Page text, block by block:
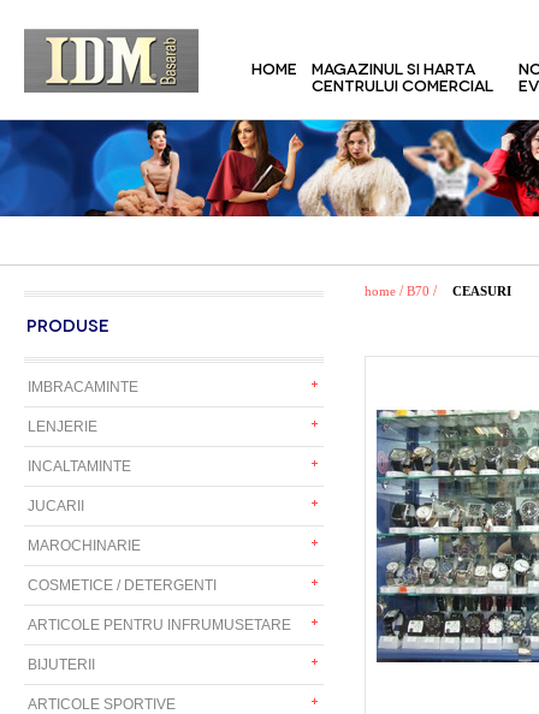
HOME
MAGAZINUL SI HARTA
CENTRULUI COMERCIAL
PRODUSE
IMBRACAMINTE
LENJERIE
INCALTAMINTE
JUCARII
MAROCHINARIE
COSMETICE / DETERGENTI
ARTICOLE PENTRU INFRUMUSETARE
BIJUTERII
ARTICOLE SPORTIVE
home / B70 / CEASURI